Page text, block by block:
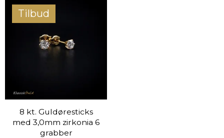
Tilbud
8 kt. Guldøresticks
med 3,0mm zirkonia 6
grabber